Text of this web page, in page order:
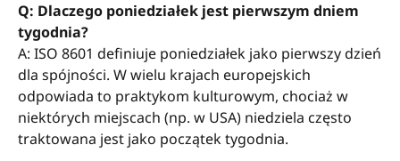
Q: Dlaczego poniedziałek jest pierwszym dniem
tygodnia?
A: ISO 8601 definiuje poniedziałek jako pierwszy dzień
dla spójności. W wielu krajach europejskich
odpowiada to praktykom kulturowym, chociaż w
niektórych miejscach (np. w USA) niedziela często
traktowana jest jako początek tygodnia.